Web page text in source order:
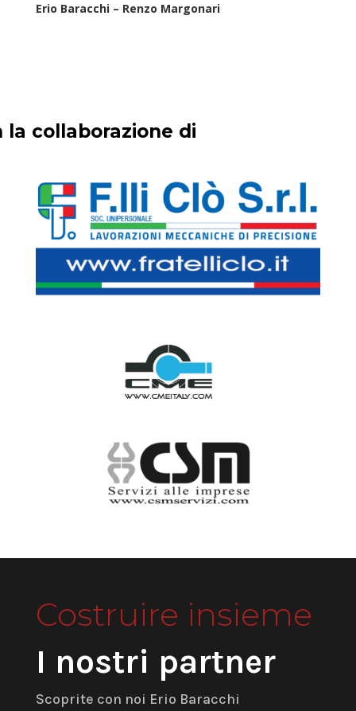
Erio Baracchi – Renzo Margonari
la collaborazione di
Costruire insieme
I nostri partner
Scoprite con noi Erio Baracchi